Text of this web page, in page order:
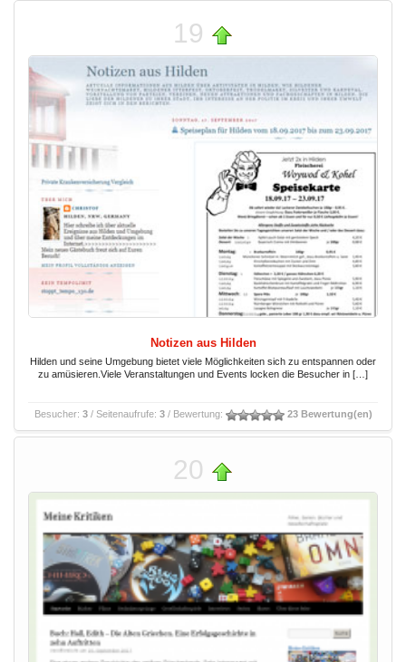
19
Notizen aus Hilden
Hilden und seine Umgebung bietet viele Möglichkeiten sich zu entspannen oder
zu amüsieren.Viele Veranstaltungen und Events locken die Besucher in […]
Besucher: 3/ Seitenaufrufe: 3/ Bewertung: 23 Bewertung(en)
20